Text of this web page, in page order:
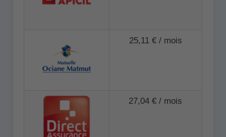
25,11 € / mois
27,04 € / mois